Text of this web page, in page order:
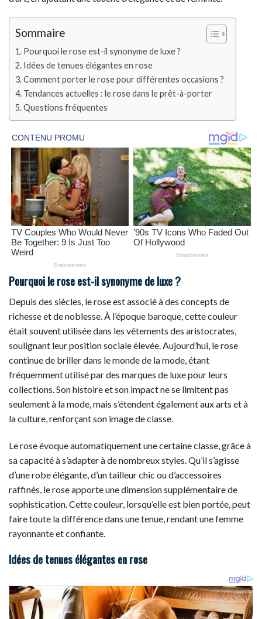
Sommaire
Pourquoi le rose est-il synonyme de luxe ?
Idées de tenues élégantes en rose
Comment porter le rose pour différentes occasions ?
Tendances actuelles : le rose dans le prêt-à-porter
Questions fréquentes
Pourquoi le rose est-il synonyme de luxe ?
Depuis des siècles, le rose est associé à des concepts de
richesse et de noblesse. À l’époque baroque, cette couleur
était souvent utilisée dans les vêtements des aristocrates,
soulignant leur position sociale élevée. Aujourd’hui, le rose
continue de briller dans le monde de la mode, étant
fréquemment utilisé par des marques de luxe pour leurs
collections. Son histoire et son impact ne se limitent pas
seulement à la mode, mais s’étendent également aux arts et à
la culture, renforçant son image de classe.
Le rose évoque automatiquement une certaine classe, grâce à
sa capacité à s’adapter à de nombreux styles. Qu’il s’agisse
d’une robe élégante, d’un tailleur chic ou d’accessoires
raffinés, le rose apporte une dimension supplémentaire de
sophistication. Cette couleur, lorsqu’elle est bien portée, peut
faire toute la différence dans une tenue, rendant une femme
rayonnante et confiante.
Idées de tenues élégantes en rose